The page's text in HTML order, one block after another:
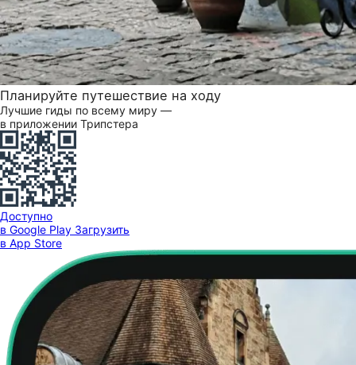
Планируйте путешествие на ходу
Лучшие гиды по всему миру —
в приложении Трипстера
Доступно
в Google Play Загрузить
в App Store